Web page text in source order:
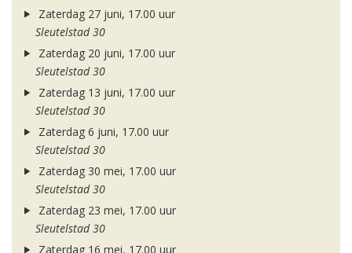
Zaterdag 27 juni, 17.00 uur
Sleutelstad 30
Zaterdag 20 juni, 17.00 uur
Sleutelstad 30
Zaterdag 13 juni, 17.00 uur
Sleutelstad 30
Zaterdag 6 juni, 17.00 uur
Sleutelstad 30
Zaterdag 30 mei, 17.00 uur
Sleutelstad 30
Zaterdag 23 mei, 17.00 uur
Sleutelstad 30
Zaterdag 16 mei, 17.00 uur